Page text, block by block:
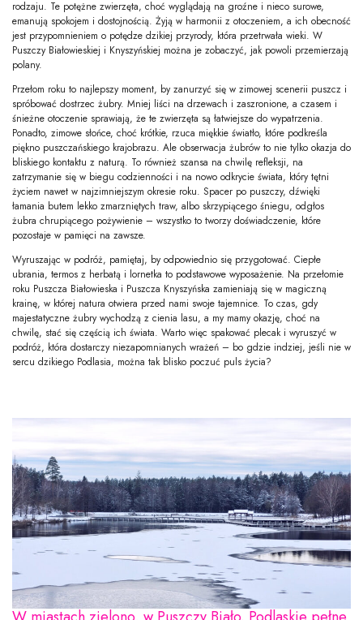
rodzaju. Te potężne zwierzęta, choć wyglądają na groźne i nieco surowe,
emanują spokojem i dostojnością. Żyją w harmonii z otoczeniem, a ich obecność
jest przypomnieniem o potędze dzikiej przyrody, która przetrwała wieki. W
Puszczy Białowieskiej i Knyszyńskiej można je zobaczyć, jak powoli przemierzają
polany.
Przełom roku to najlepszy moment, by zanurzyć się w zimowej scenerii puszcz i
spróbować dostrzec żubry. Mniej liści na drzewach i zaszronione, a czasem i
śnieżne otoczenie sprawiają, że te zwierzęta są łatwiejsze do wypatrzenia.
Ponadto, zimowe słońce, choć krótkie, rzuca miękkie światło, które podkreśla
piękno puszczańskiego krajobrazu. Ale obserwacja żubrów to nie tylko okazja do
bliskiego kontaktu z naturą. To również szansa na chwilę refleksji, na
zatrzymanie się w biegu codzienności i na nowo odkrycie świata, który tętni
życiem nawet w najzimniejszym okresie roku. Spacer po puszczy, dźwięki
łamania butem lekko zmarzniętych traw, albo skrzypiącego śniegu, odgłos
żubra chrupiącego pożywienie – wszystko to tworzy doświadczenie, które
pozostaje w pamięci na zawsze.
Wyruszając w podróż, pamiętaj, by odpowiednio się przygotować. Ciepłe
ubrania, termos z herbatą i lornetka to podstawowe wyposażenie. Na przełomie
roku Puszcza Białowieska i Puszcza Knyszyńska zamieniają się w magiczną
krainę, w której natura otwiera przed nami swoje tajemnice. To czas, gdy
majestatyczne żubry wychodzą z cienia lasu, a my mamy okazję, choć na
chwilę, stać się częścią ich świata. Warto więc spakować plecak i wyruszyć w
podróż, która dostarczy niezapomnianych wrażeń – bo gdzie indziej, jeśli nie w
sercu dzikiego Podlasia, można tak blisko poczuć puls życia?